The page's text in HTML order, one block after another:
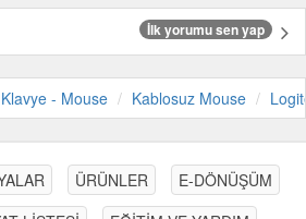
İlk yorumu sen yap
Klavye - Mouse Kablosuz Mouse
ÜRÜNLER
E-DÖNÜŞÜM